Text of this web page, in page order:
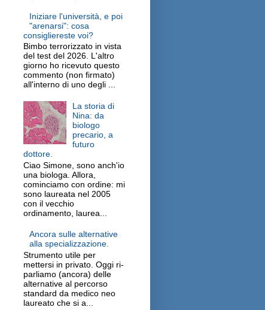
Iniziare l'università, e poi
"arenarsi": cosa
consigliereste voi?
Bimbo terrorizzato in vista
del test del 2026. L'altro
giorno ho ricevuto questo
commento (non firmato)
all'interno di uno degli ...
La storia di
Nina: da
biologo
precario, a
futuro
dottore.
Ciao Simone, sono anch'io
una biologa. Allora,
cominciamo con ordine: mi
sono laureata nel 2005
con il vecchio
ordinamento, laurea...
Ancora sulle alternative
alla specializzazione.
Strumento utile per
mettersi in privato. Oggi ri-
parliamo (ancora) delle
alternative al percorso
standard da medico neo
laureato che si a...